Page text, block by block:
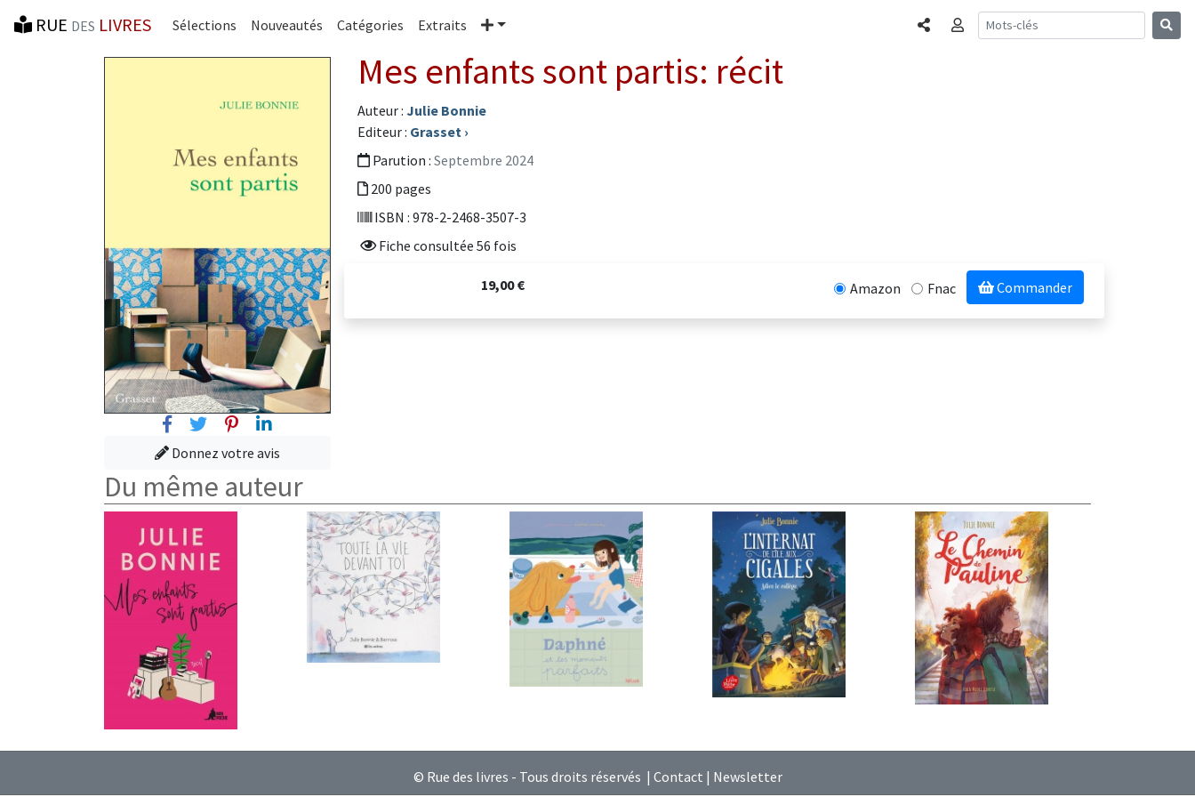
RUE DES LIVRES Sélections Nouveautés Catégories Extraits Plus PartagerConnexion
FacebookTwitterPinterest
Linkedin
Donnez votre avis
Mes enfants sont partis: récit
Auteur : Julie Bonnie
Editeur : Grasset ›
Parution : Septembre 2024
200 pages
ISBN : 978-2-2468-3507-3
Fiche consultée 56 fois
19,00 € Amazon Fnac Commander
Du même auteur
© Rue des livres - Tous droits réservés | Contact | Newsletter